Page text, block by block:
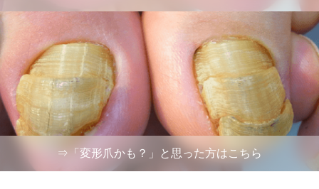
⇒「変形爪かも？」と思った方はこちら